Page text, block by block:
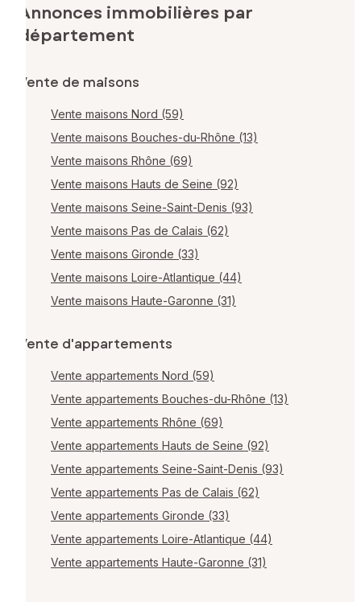
Annonces immobilières par
département
Vente de maisons
Vente maisons Nord (59)
Vente maisons Bouches-du-Rhône (13)
Vente maisons Rhône (69)
Vente maisons Hauts de Seine (92)
Vente maisons Seine-Saint-Denis (93)
Vente maisons Pas de Calais (62)
Vente maisons Gironde (33)
Vente maisons Loire-Atlantique (44)
Vente maisons Haute-Garonne (31)
Vente d'appartements
Vente appartements Nord (59)
Vente appartements Bouches-du-Rhône (13)
Vente appartements Rhône (69)
Vente appartements Hauts de Seine (92)
Vente appartements Seine-Saint-Denis (93)
Vente appartements Pas de Calais (62)
Vente appartements Gironde (33)
Vente appartements Loire-Atlantique (44)
Vente appartements Haute-Garonne (31)